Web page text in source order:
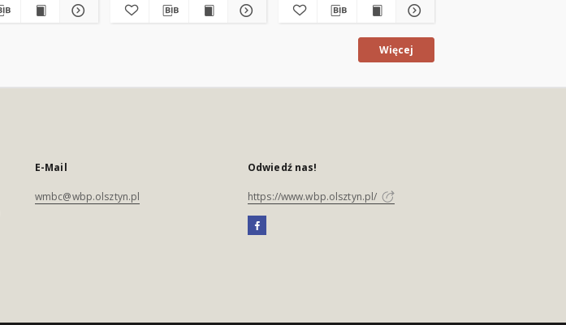
Więcej
E-Mail
wmbc@wbp.olsztyn.pl
Odwiedź nas!
https://www.wbp.olsztyn.pl/